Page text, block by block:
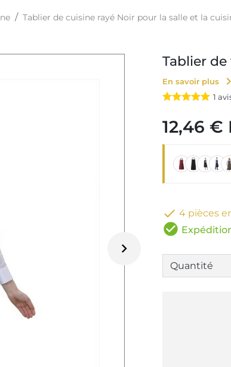
Tablier de cuisine rayé Noir pour la salle et la

Tablier de
En savoir plus chevron_right
1
12,46 €
 4 pièces
check_circle